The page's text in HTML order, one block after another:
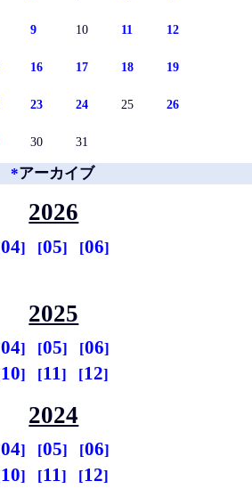
9 10 11 12
16 17 18 19
23 24 25 26
30 31
*アーカイブ
2026
04 05
06
2025
04 05
06
10 11 12
2024
04 05
06
10 11 12